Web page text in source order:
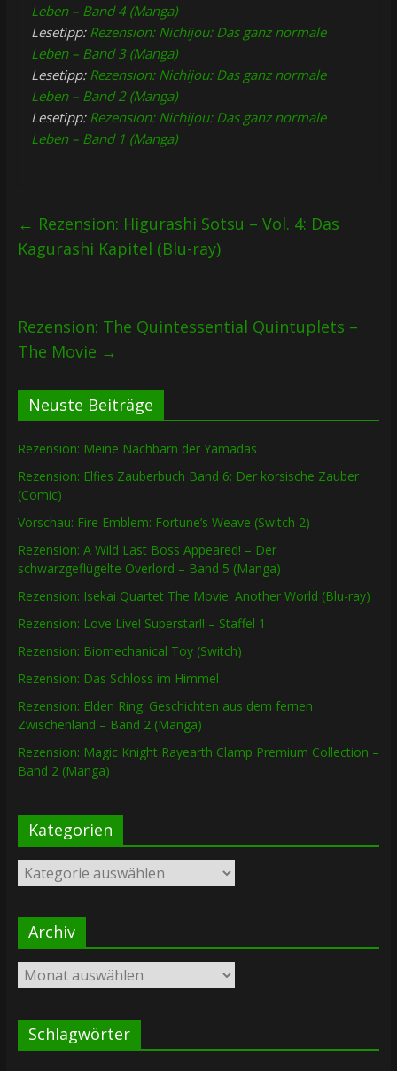
Leben – Band 4 (Manga)
Lesetipp: Rezension: Nichijou: Das ganz normale
Leben – Band 3 (Manga)
Lesetipp: Rezension: Nichijou: Das ganz normale
Leben – Band 2 (Manga)
Lesetipp: Rezension: Nichijou: Das ganz normale
Leben – Band 1 (Manga)
← Rezension: Higurashi Sotsu – Vol. 4: Das
Kagurashi Kapitel (Blu-ray)
Rezension: The Quintessential Quintuplets –
The Movie →
Neuste Beiträge
Rezension: Meine Nachbarn der Yamadas
Rezension: Elfies Zauberbuch Band 6: Der korsische Zauber
(Comic)
Vorschau: Fire Emblem: Fortune’s Weave (Switch 2)
Rezension: A Wild Last Boss Appeared! – Der
schwarzgeflügelte Overlord – Band 5 (Manga)
Rezension: Isekai Quartet The Movie: Another World (Blu-ray)
Rezension: Love Live! Superstar!! – Staffel 1
Rezension: Biomechanical Toy (Switch)
Rezension: Das Schloss im Himmel
Rezension: Elden Ring: Geschichten aus dem fernen
Zwischenland – Band 2 (Manga)
Rezension: Magic Knight Rayearth Clamp Premium Collection –
Band 2 (Manga)
Kategorien
Kategorien
Archiv
Archiv
Schlagwörter